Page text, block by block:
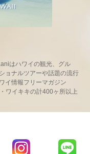
はハワイの観光、グル
ョナルツアーや話題の流行
イ情報フリーマガジン
ワイキキの計400ヶ所以上